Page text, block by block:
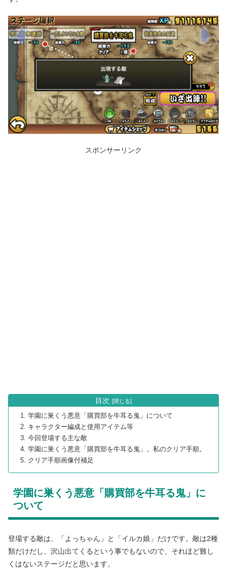
スポンサーリンク
目次
学園に巣くう悪意「購買部を牛耳る鬼」について
キャラクター編成と使用アイテム等
今回登場する主な敵
学園に巣くう悪意「購買部を牛耳る鬼」。私のクリア手順。
クリア手順画像付補足
学園に巣くう悪意「購買部を牛耳る鬼」に
ついて
登場する敵は、「よっちゃん」と「イルカ娘」だけです。敵は2種
類だけだし、沢山出てくるという事でもないので、それほど難し
くはないステージだと思います。